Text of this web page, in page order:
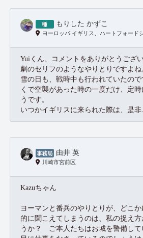
もりした かずこ
ヨーロッパ イギリス、ハートフォード
Yuiくん、コメントをありがとうござ
劇のセリフのようなやりとりですよね
雪の日も、戦時中も行われていたの
くで空襲があった時の一度だけ、定
うです。
いつかイギリスに来られた際は、是非
由井 英
川崎市宮前区
Kazuちゃん
ヨーマンと番兵のやりとりが、どこ
的に聞こえてしまうのは、私の捉え
うか？ ご本人たちはお城を警備して